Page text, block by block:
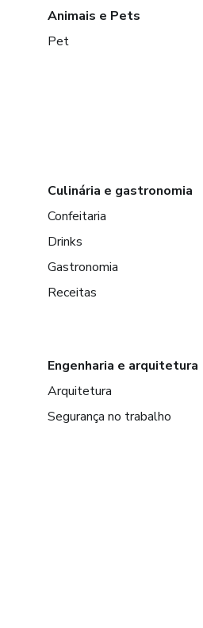
Animais e Pets
Pet
Culinária e gastronomia
Confeitaria
Drinks
Gastronomia
Receitas
Engenharia e arquitetura
Arquitetura
Segurança no trabalho